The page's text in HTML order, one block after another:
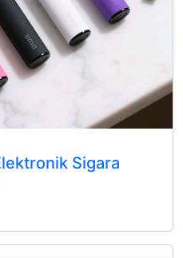
Sigara